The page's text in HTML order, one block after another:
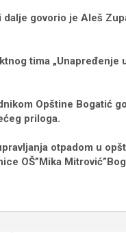
govorio je Aleš
tima „Unapređenje
Opštine Bogatić
priloga.
otpadom u
OŠ”Mika